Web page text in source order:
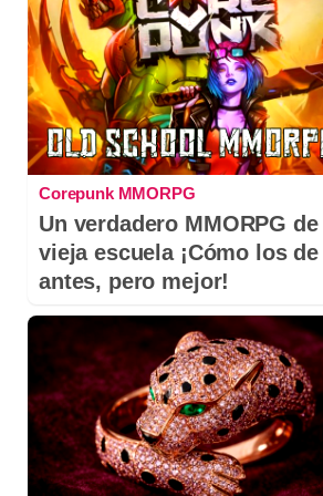
Corepunk MMORPG
Un verdadero MMORPG
vieja escuela ¡Cómo los de
antes, pero mejor!